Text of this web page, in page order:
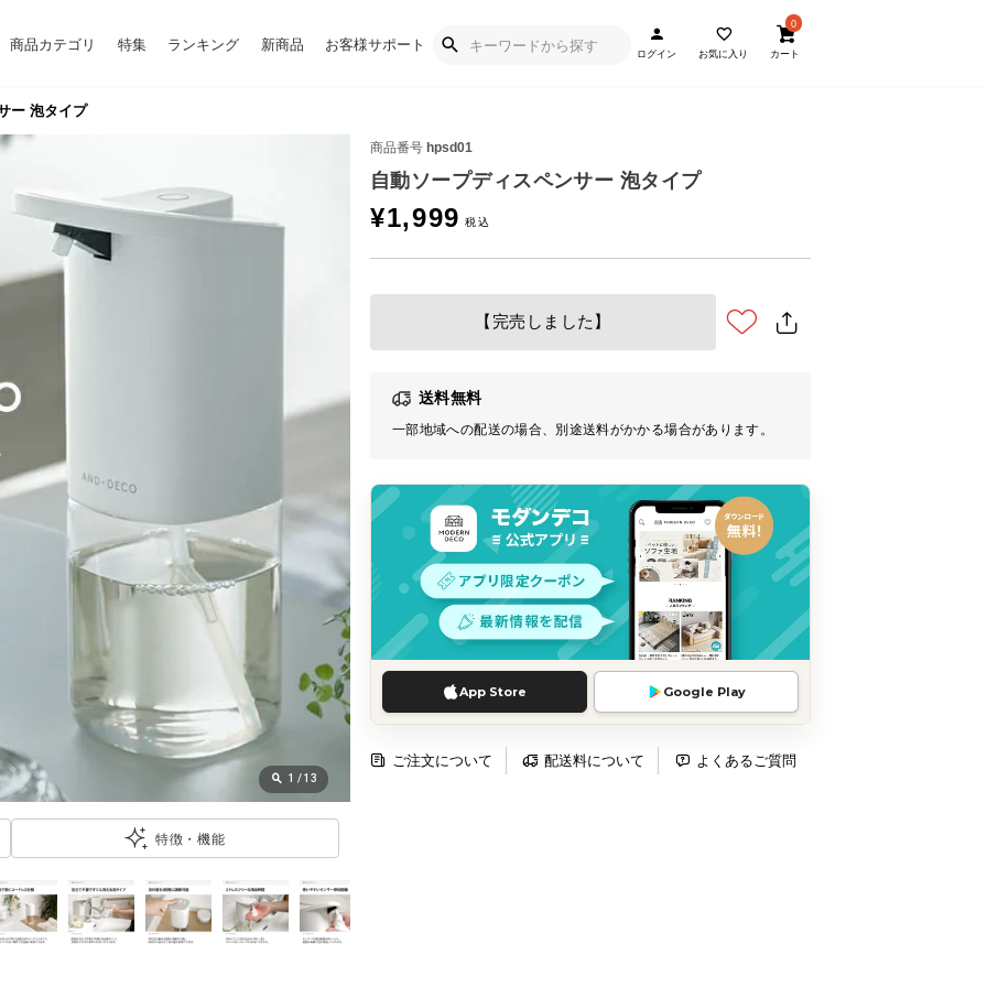
商品カテゴリ 特集 ランキング 新商品 お客様サポート
ログイン お気に入り
0
カート
ー 泡タイプ
商品番号 hpsd01
自動ソープディスペンサー 泡タイプ
¥1,999
【完売しました】
送料無料
一部地域への配送の場合、別途送料がかかる場合があります。
App Store Google Play
ご注文について 配送料について よくあるご質問
1 /13
特徴・機能